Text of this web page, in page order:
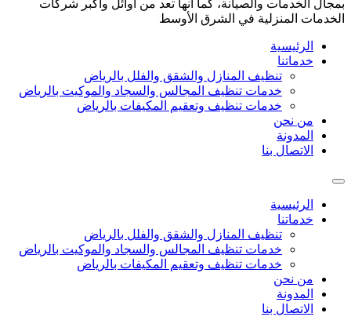
بمجال الخدمات والصيانة، كما أنها تعد من أوائل وأكبر شركات
الخدمات المنزلية في الشرق الأوسط
الرئيسية
خدماتنا
تنظيف المنازل والشقق والفلل بالرياض
خدمات تنظيف المجالس والسجاد والموكيت بالرياض
خدمات تنظيف وتعقيم المكيفات بالرياض
من نحن
المدونة
الاتصال بنا
الرئيسية
خدماتنا
تنظيف المنازل والشقق والفلل بالرياض
خدمات تنظيف المجالس والسجاد والموكيت بالرياض
خدمات تنظيف وتعقيم المكيفات بالرياض
من نحن
المدونة
الاتصال بنا